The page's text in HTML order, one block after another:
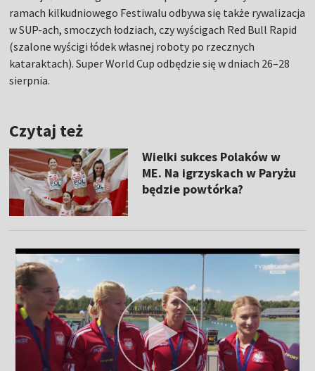
ramach kilkudniowego Festiwalu odbywa się także rywalizacja
w SUP-ach, smoczych łodziach, czy wyścigach Red Bull Rapid
(szalone wyścigi łódek własnej roboty po rzecznych
kataraktach). Super World Cup odbędzie się w dniach 26–28
sierpnia.
Czytaj też
Wielki sukces Polaków w
ME. Na igrzyskach w Paryżu
będzie powtórka?